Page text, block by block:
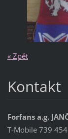
« Zpět
Kontakt
Forfans a.g.
T-Mobile 739